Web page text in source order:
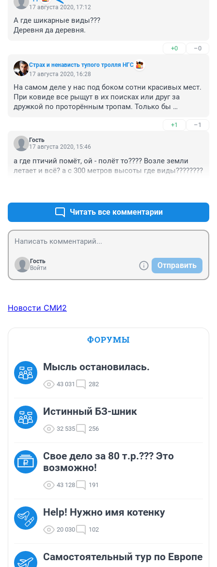
17 августа 2020, 17:12
А где шикарные виды???
Деревня да деревня.
+0 –0
Cтрах и ненависть тупого тролля НГС
17 августа 2020, 16:28
На самом деле у нас под боком сотни красивых мест.
При ковиде все рыщут в их поисках или друг за
дружкой по проторённым тропам. Только бы
+1 –1
Гость
17 августа 2020, 15:46
а где птичий помёт, ой - полёт то???? Возле земли
летает и всё? а с 300 метров высоты где виды????????
Читать все комментарии
Гость
Войти
Отправить
Новости СМИ2
ФОРУМЫ
Мысль остановилась.
43 031 282
Истинный БЗ-шник
32 535 256
Свое дело за 80 т.р.??? Это
возможно!
43 128 191
Help! Нужно имя котенку
20 030 102
Самостоятельный тур по Европе